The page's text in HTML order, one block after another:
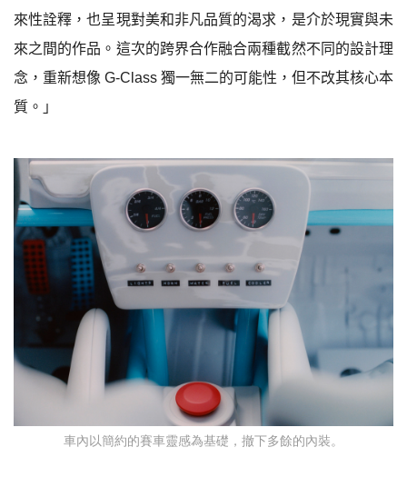
來性詮釋，也呈現對美和非凡品質的渴求，是介於現實與未
來之間的作品。這次的跨界合作融合兩種截然不同的設計理
念，重新想像 G-Class 獨一無二的可能性，但不改其核心本
質。」
車內以簡約的賽車靈感為基礎，撤下多餘的內裝。